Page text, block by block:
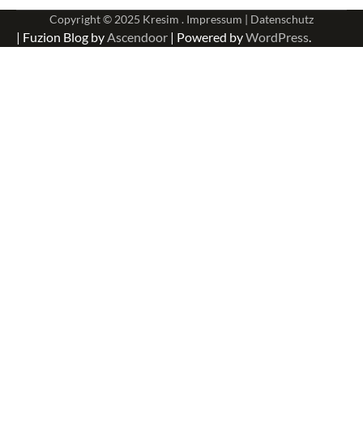
Copyright © 2025 Kresim . Impressum | Datenschutz
| Fuzion Blog byAscendoor | Powered byWordPress.